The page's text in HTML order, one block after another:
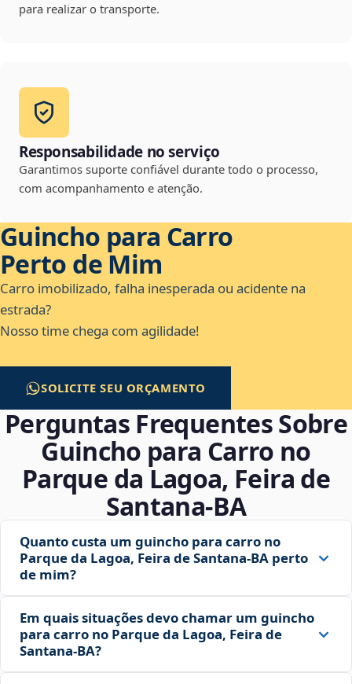
para realizar o transporte.
Responsabilidade no serviço
Garantimos suporte confiável durante todo o processo,
com acompanhamento e atenção.
Guincho para Carro
Perto de Mim
Carro imobilizado, falha inesperada ou acidente na
estrada?
Nosso time chega com agilidade!
SOLICITE SEU ORÇAMENTO
Perguntas Frequentes Sobre
Guincho para Carro no
Parque da Lagoa, Feira de
Santana‑BA
Quanto custa um guincho para carro no
Parque da Lagoa, Feira de Santana‑BA perto
de mim?
Em quais situações devo chamar um guincho
para carro no Parque da Lagoa, Feira de
Santana‑BA?